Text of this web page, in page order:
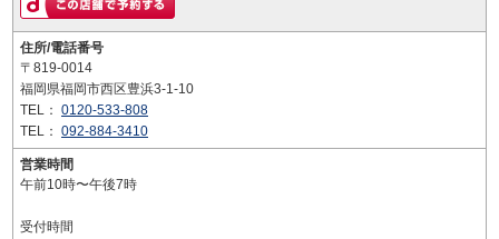
住所/電話番号
〒819-0014
福岡県福岡市西区豊浜3-1-10
TEL： 0120-533-808
TEL： 092-884-3410
営業時間
午前10時〜午後7時
受付時間